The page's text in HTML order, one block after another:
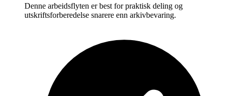
Denne arbeidsflyten er best for praktisk deling og
utskriftsforberedelse snarere enn arkivbevaring.